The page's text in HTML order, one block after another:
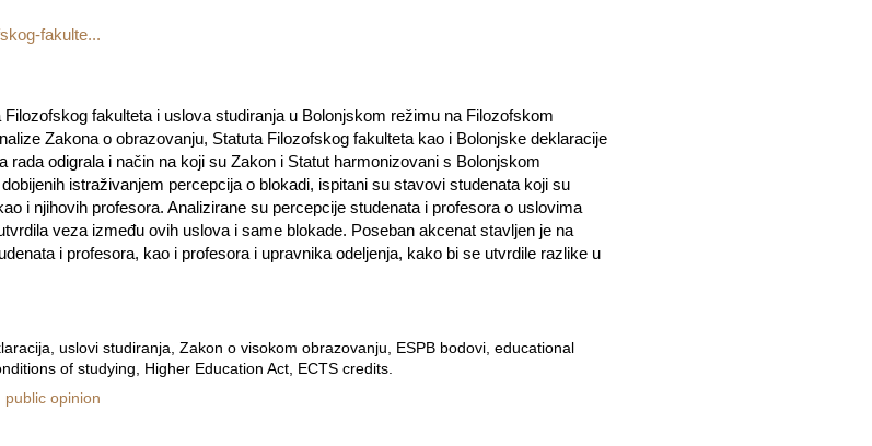
fakulte...
fakulteta i uslova studiranja u Bolonjskom režimu na Filozofskom
Zakona o obrazovanju, Statuta Filozofskog fakulteta kao i Bolonjske deklaracije
rada odigrala i način na koji su Zakon i Statut harmonizovani s Bolonjskom
istraživanjem percepcija o blokadi, ispitani su stavovi studenata koji su
i njihovih profesora. Analizirane su percepcije studenata i profesora o uslovima
veza između ovih uslova i same blokade. Poseban akcenat stavljen je na
i profesora, kao i profesora i upravnika odeljenja, kako bi se utvrdile razlike u
uslovi studiranja, Zakon o visokom obrazovanju, ESPB bodovi, educational
of studying, Higher Education Act, ECTS credits.
opinion